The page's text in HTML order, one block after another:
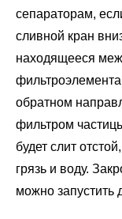
сепараторам,
сливной кран
находящееся
обратном
фильтром
будет слит
грязь и воду.
можно запустить